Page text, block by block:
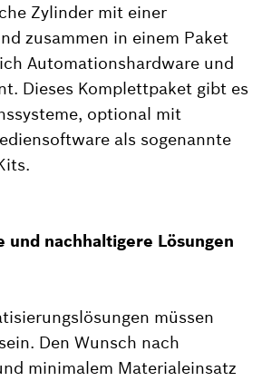
Zylinder mit einer
zusammen in einem Paket
Automationshardware und
Dieses Komplettpaket gibt es
optional mit
als sogenannte
und nachhaltigere Lösungen
müssen
Den Wunsch nach
minimalem Materialeinsatz